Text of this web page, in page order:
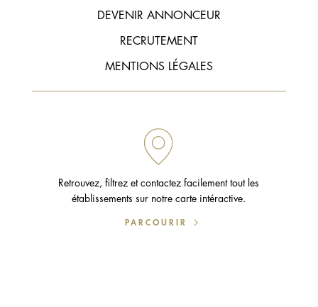
DEVENIR ANNONCEUR
RECRUTEMENT
MENTIONS LÉGALES
Retrouvez, filtrez et contactez facilement tout les
établissements sur notre carte intéractive.
PARCOURIR